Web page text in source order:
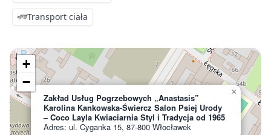
Transport ciała
Zakład Usług Pogrzebowych „Anastasis”
Karolina Kankowska-Świercz Salon Psiej Urody
– Coco Layla Kwiaciarnia Styl i Tradycja od 1965
Adres: ul. Cyganka 15, 87-800 Włocławek
×
+
−